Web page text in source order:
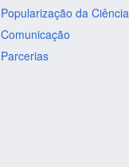
Popularização da Ciência
Comunicação
Parcerias